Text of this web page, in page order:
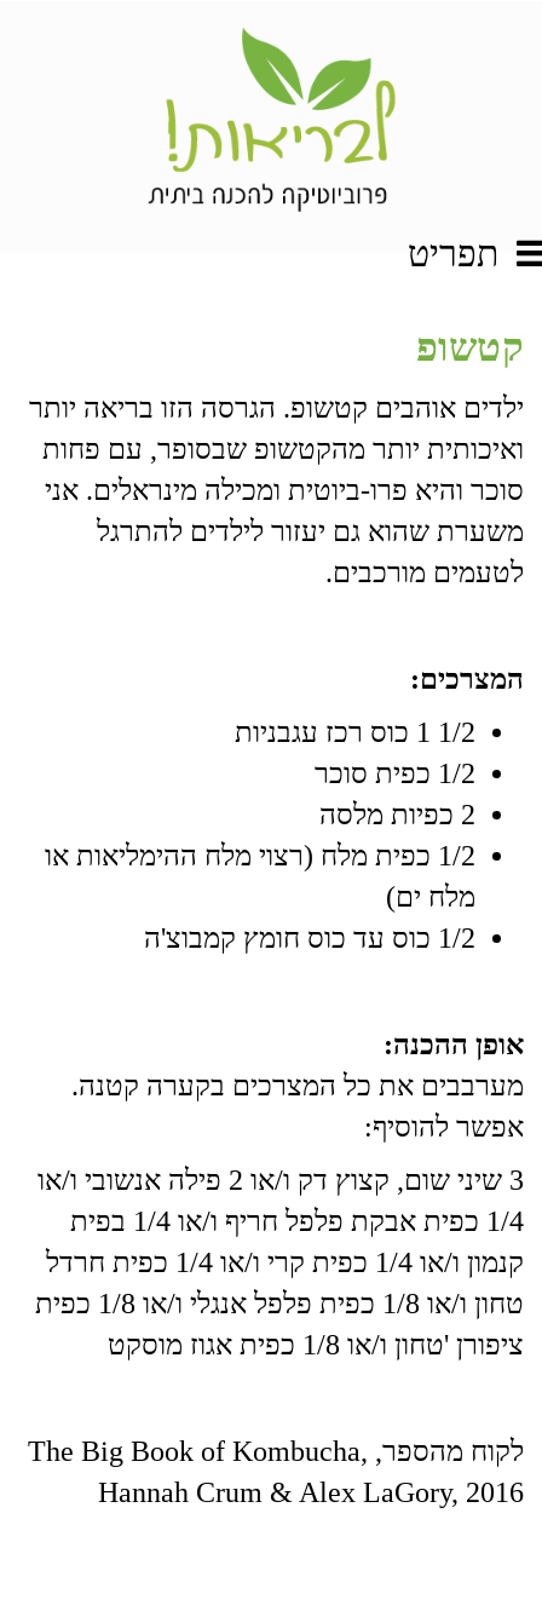
תפריט
קטשופ
ילדים אוהבים קטשופ. הגרסה הזו בריאה יותר
ואיכותית יותר מהקטשופ שבסופר, עם פחות
סוכר והיא פרו-ביוטית ומכילה מינראלים. אני
משערת שהוא גם יעזור לילדים להתרגל
לטעמים מורכבים.
המצרכים:
1/2 1 כוס רכז עגבניות
1/2 כפית סוכר
2 כפיות מלסה
1/2 כפית מלח (רצוי מלח ההימליאות או
מלח ים)
1/2 כוס עד כוס חומץ קמבוצ'ה
אופן ההכנה:
מערבבים את כל המצרכים בקערה קטנה.
אפשר להוסיף:
3 שיני שום, קצוץ דק ו/או 2 פילה אנשובי ו/או
1/4 כפית אבקת פלפל חריף ו/או 1/4 בפית
קנמון ו/או 1/4 כפית קרי ו/או 1/4 כפית חרדל
טחון ו/או 1/8 כפית פלפל אנגלי ו/או 1/8 כפית
ציפורן 'טחון ו/או 1/8 כפית אגוז מוסקט
לקוח מהספר, The Big Book of Kombucha,
Hannah Crum & Alex LaGory, 2016